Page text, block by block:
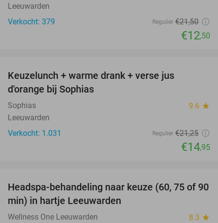
Leeuwarden
Verkocht: 379
Regulier €21,50
€12,50
Keuzelunch + warme drank + verse jus
d'orange bij Sophias
Sophias 9.6 star
Leeuwarden
Verkocht: 1.031
Regulier €21,25
€14,95
35%
Headspa-behandeling naar keuze (60, 75 of 90
min) in hartje Leeuwarden
Wellness One Leeuwarden 8.3 star